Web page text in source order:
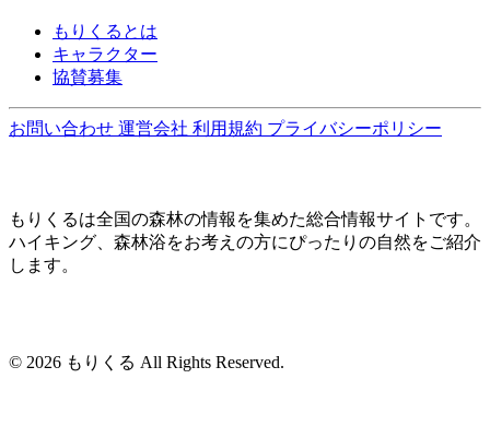
もりくるとは
キャラクター
協賛募集
お問い合わせ 運営会社 利用規約 プライバシーポリシー
もりくるは全国の森林の情報を集めた総合情報サイトです。
ハイキング、森林浴をお考えの方にぴったりの自然をご紹介
します。
© 2026 もりくる All Rights Reserved.